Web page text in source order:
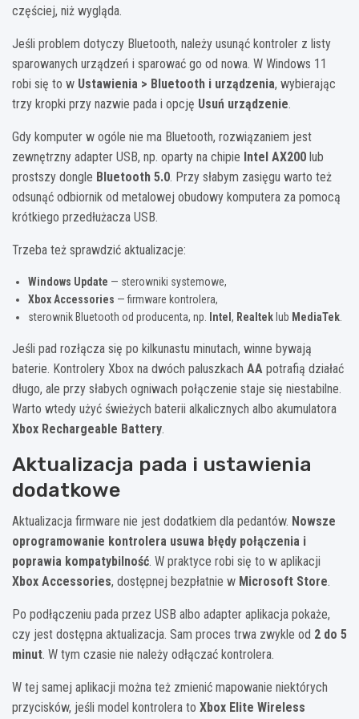
częściej, niż wygląda.
Jeśli problem dotyczy Bluetooth, należy usunąć kontroler z listy
sparowanych urządzeń i sparować go od nowa. W Windows 11
robi się to w Ustawienia > Bluetooth i urządzenia, wybierając
trzy kropki przy nazwie pada i opcję Usuń urządzenie.
Gdy komputer w ogóle nie ma Bluetooth, rozwiązaniem jest
zewnętrzny adapter USB, np. oparty na chipie Intel AX200 lub
prostszy dongle Bluetooth 5.0. Przy słabym zasięgu warto też
odsunąć odbiornik od metalowej obudowy komputera za pomocą
krótkiego przedłużacza USB.
Trzeba też sprawdzić aktualizacje:
Windows Update — sterowniki systemowe,
Xbox Accessories — firmware kontrolera,
sterownik Bluetooth od producenta, np.
Intel , Realtek lub MediaTek
Jeśli pad rozłącza się po kilkunastu minutach, winne bywają
baterie. Kontrolery Xbox na dwóch paluszkach AA potrafią działać
długo, ale przy słabych ogniwach połączenie staje się niestabilne.
Warto wtedy użyć świeżych baterii alkalicznych albo akumulatora
Xbox Rechargeable Battery.
Aktualizacja pada i ustawienia
dodatkowe
Aktualizacja firmware nie jest dodatkiem dla pedantów. Nowsze
oprogramowanie kontrolera usuwa błędy połączenia i
poprawia kompatybilność. W praktyce robi się to w aplikacji
Xbox Accessories, dostępnej bezpłatnie w Microsoft Store.
Po podłączeniu pada przez USB albo adapter aplikacja pokaże,
czy jest dostępna aktualizacja. Sam proces trwa zwykle od 2 do 5
minut. W tym czasie nie należy odłączać kontrolera.
W tej samej aplikacji można też zmienić mapowanie niektórych
przycisków, jeśli model kontrolera to Xbox Elite Wireless